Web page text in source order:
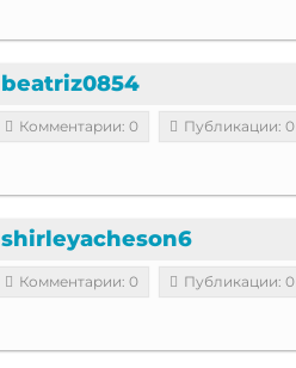
beatriz0854
Комментарии: 0 Публикации: 0
shirleyacheson6
Комментарии: 0 Публикации: 0